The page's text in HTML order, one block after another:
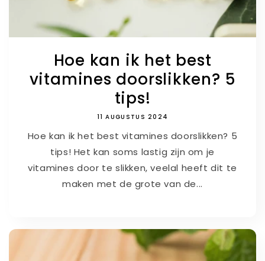
Hoe kan ik het best
vitamines doorslikken? 5
tips!
11 AUGUSTUS 2024
Hoe kan ik het best vitamines doorslikken? 5
tips! Het kan soms lastig zijn om je
vitamines door te slikken, veelal heeft dit te
maken met de grote van de...